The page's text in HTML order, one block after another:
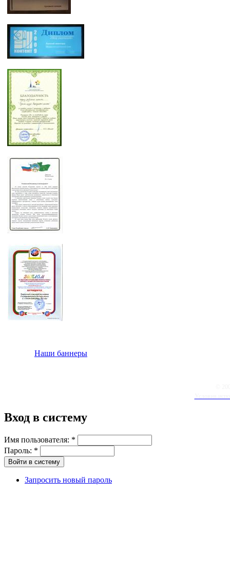
Наши баннеры
Вход в систему
Имя пользователя: *
Пароль: *
Запросить новый пароль